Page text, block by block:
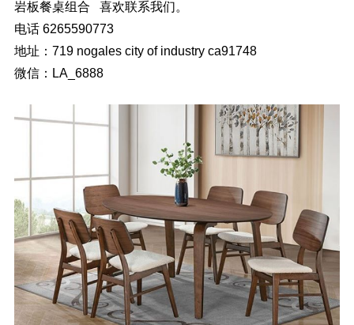
每日任务
华人论坛
加入社区交流
华人社区信息发布规范》
华人社区账号注册及使用规范》
岩板餐桌组合 喜欢联系我们。
电话 6265590773
地址：719 nogales city of industry ca91748
微信：LA_6888